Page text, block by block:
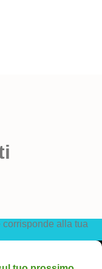
corrisponde alla tua